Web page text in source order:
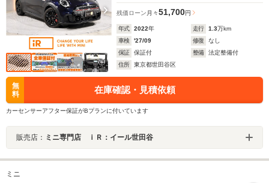
残価ローン 月々51,700円
年式 2022年 走行 1.3万km
車検
'27/09 修復
なし
保証
保証付 整備
法定整備付
住所
東京都世田谷区
無
料
在庫確認・見積依頼
カーセンサーアフター保証がBプランに付いています
販売店： ミニ専門店 ｉＲ：イール世田谷
ミニ